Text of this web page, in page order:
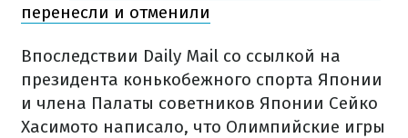
перенесли и отменили
Впоследствии Daily Mail со ссылкой на
президента конькобежного спорта Японии
и члена Палаты советников Японии Сейко
Хасимото написало, что Олимпийские игры